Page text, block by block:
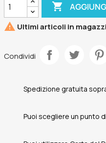

 Ultimi articoli in
Condividi
Spedizione gratuita
Puoi scegliere un punto